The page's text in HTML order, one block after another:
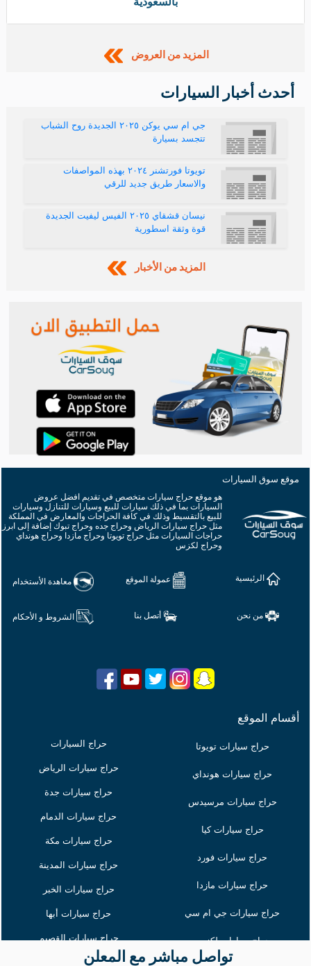
المزيد من العروض
تواصل مباشر مع المعلن
أحدث أخبار السيارات
جي ام سي يوكن ٢٠٢٥ الجديدة روح الشباب
تتجسد بسيارة
تويوتا فورتشنر ٢٠٢٤ بهذه المواصفات
والاسعار طريق جديد للرقي
نيسان قشقاي ٢٠٢٥ الفيس ليفيت الجديدة
قوة وثقة اسطورية
المزيد من الأخبار
موقع سوق السيارات
هو موقع حراج سيارات متخصص في تقديم افضل عروض
السيارات بما في ذلك سيارات للبيع وسيارات للتنازل وسيارات
للبيع بالتقسيط وذلك في كافة الحراجات والمعارض في المملكة
مثل حراج سيارات الرياض وحراج جده وحراج تبوك إضافة إلى ابرز
حراجات السيارات مثل حراج تويوتا وحراج مازدا وحراج هونداي
وحراج لكزس
معاهدة الأستخدام الرئيسية
الشروط و الأحكام أتصل بنا من نحن
أقسام الموقع
حراج السيارات
حراج سيارات الرياض
حراج سيارات جدة
حراج سيارات الدمام
حراج سيارات مكة
حراج سيارات المدينة
حراج سيارات الخبر
حراج سيارات أبها
حراج سيارات القصيم
حراج سيارات تويوتا
حراج سيارات هونداي
حراج سيارات مرسيدس
حراج سيارات كيا
حراج سيارات فورد
حراج سيارات مازدا
حراج سيارات جي ام سي
حراج سيارات لكزس